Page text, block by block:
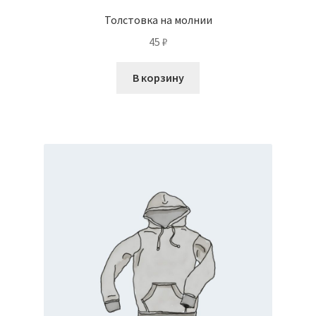
Толстовка на молнии
45 ₽
В корзину